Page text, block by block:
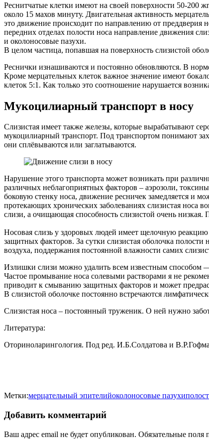
Реснитчатые клетки имеют на своей поверхности 50-200
около 15 махов минуту. Двигательная активность
это движение происходит по направлению от преддверия
передних отделах полости носа направление движения
и околоносовые пазухи.
В целом частица, попавшая на поверхность слизистой
Реснички изнашиваются и постоянно обновляются. В
Кроме мерцательных клеток важное значение имеют
клеток 5:1. Как только это соотношение нарушается
Мукоцилиарный транспорт в носу
Слизистая имеет также железы, которые вырабатывают
мукоцилиарный транспорт. Под транспортом понимают
они сплёвываются или заглатываются.
Нарушение этого транспорта может возникать при
различных неблагоприятных факторов – аэрозоли,
боковую стенку носа, движение ресничек замедляется и
протекающих хронических заболеваниях слизистая носа
слизи, а очищающая способность слизистой очень низкая.
Носовая слизь у здоровых людей имеет щелочную
защитных факторов. За сутки слизистая оболочка
воздуха, поддержания постоянной влажности самих
Излишки слизи можно удалить всем известным способом
Частое промывание носа солевыми растворами я не
приводит к смыванию защитных факторов и может
В слизистой оболочке постоянно встречаются
Слизистая носа – постоянный труженик. О ней нужно
Литература:
Оториноларингология. Под ред. И.Б.Солдатова и
Метки:мерцательный эпителийоколоносовые пазухи
Добавить комментарий
Ваш адрес email не будет опубликован. Обязательные поля